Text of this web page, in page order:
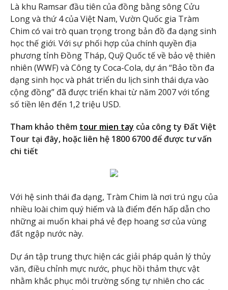
Là khu Ramsar đầu tiên của đồng bằng sông Cửu
Long và thứ 4 của Việt Nam, Vườn Quốc gia Tràm
Chim có vai trò quan trọng trong bản đồ đa dạng sinh
học thế giới. Với sự phối hợp của chính quyền địa
phương tỉnh Đồng Tháp, Quỹ Quốc tế về bảo vệ thiên
nhiên (WWF) và Công ty Coca-Cola, dự án “Bảo tồn đa
dạng sinh học và phát triển du lịch sinh thái dựa vào
cộng đồng” đã được triển khai từ năm 2007 với tổng
số tiền lên đến 1,2 triệu USD.
Tham khảo thêm tour mien tay của công ty Đất Việt
Tour tại đây, hoặc liên hệ 1800 6700 để được tư vấn
chi tiết
Với hệ sinh thái đa dạng, Tràm Chim là nơi trú ngụ của
nhiều loài chim quý hiếm và là điểm đến hấp dẫn cho
những ai muốn khai phá vẻ đẹp hoang sơ của vùng
đất ngập nước này.
Dự án tập trung thực hiện các giải pháp quản lý thủy
văn, điều chỉnh mực nước, phục hồi thảm thực vật
nhằm khắc phục môi trường sống tự nhiên cho các